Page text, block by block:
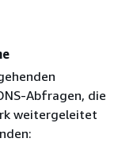
Abfragen, die
weitergeleitet